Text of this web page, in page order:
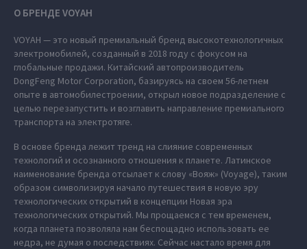
О БРЕНДЕ VOYAH
VOYAH — это новый премиальный бренд высокотехнологичных
электромобилей, созданный в 2018 году с фокусом на
глобальные продажи. Китайский автопроизводитель
DongFeng Motor Corporation, базируясь на своем 56-летнем
опыте в автомобилестроении, открыл новое подразделение с
целью перезапустить и возглавить направление премиального
транспорта на электротяге.
В основе бренда лежит тренд на слияние современных
технологий и осознанного отношения к планете. Латинское
наименование бренда отсылает к слову «Вояж» (Voyage), таким
образом символизируя начало путешествия в новую эру
технологических открытий в концепции Новая эра
технологических открытий. Мы прощаемся с тем временем,
когда планета позволяла нам беспощадно использовать ее
недра, не думая о последствиях. Сейчас настало время для